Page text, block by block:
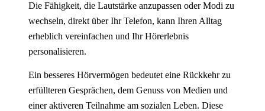
Die Fähigkeit, die Lautstärke anzupassen oder Modi zu
wechseln, direkt über Ihr Telefon, kann Ihren Alltag
erheblich vereinfachen und Ihr Hörerlebnis
personalisieren.
Ein besseres Hörvermögen bedeutet eine Rückkehr zu
erfüllteren Gesprächen, dem Genuss von Medien und
einer aktiveren Teilnahme am sozialen Leben. Diese